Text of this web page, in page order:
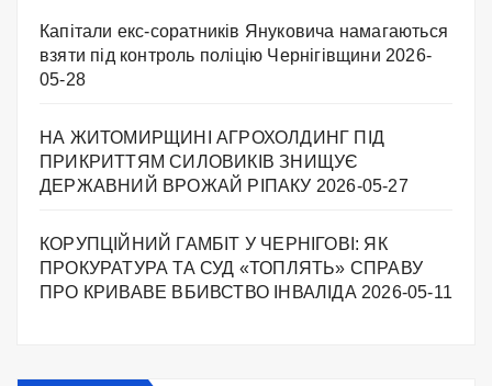
Капітали екс-соратників Януковича намагаються
взяти під контроль поліцію Чернігівщини 2026-
05-28
НА ЖИТОМИРЩИНІ АГРОХОЛДИНГ ПІД
ПРИКРИТТЯМ СИЛОВИКІВ ЗНИЩУЄ
ДЕРЖАВНИЙ ВРОЖАЙ РІПАКУ ​ 2026-05-27
КОРУПЦІЙНИЙ ГАМБІТ У ЧЕРНІГОВІ: ЯК
ПРОКУРАТУРА ТА СУД «ТОПЛЯТЬ» СПРАВУ
ПРО КРИВАВЕ ВБИВСТВО ІНВАЛІДА 2026-05-11